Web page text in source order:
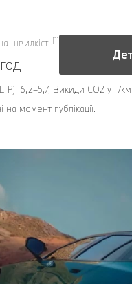
швидкість[1]
6,2–5,7; Викиди CO2 у г/
момент публікації.